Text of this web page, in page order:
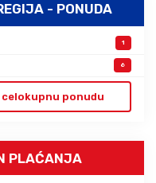
- PONUDA
1
6
ponudu
PLAĆANJA